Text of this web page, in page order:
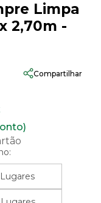
Limpa
2,70m -
Compartilhar